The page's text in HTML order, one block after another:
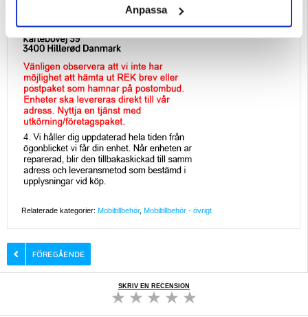
Anpassa
Relaterade kategorier: Mobiltillbehör, Mobiltillbehör - övrigt
SKRIV EN RECENSION